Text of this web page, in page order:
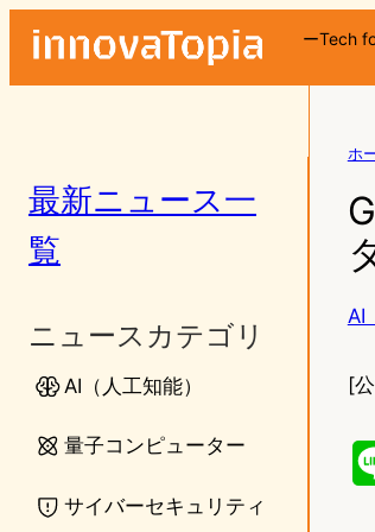
ーTech
最新ニュース一
覧
ニュースカテゴリ
AI（人工知能）
量子コンピューター
サイバーセキュリティ
ホ
AI
[